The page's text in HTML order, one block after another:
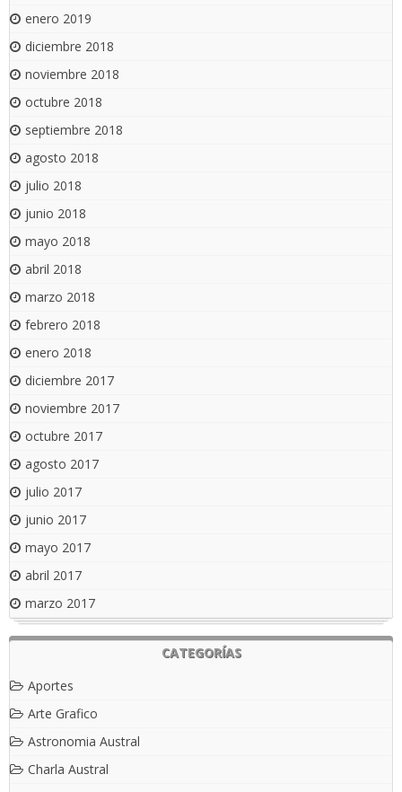
enero 2019
diciembre 2018
noviembre 2018
octubre 2018
septiembre 2018
agosto 2018
julio 2018
junio 2018
mayo 2018
abril 2018
marzo 2018
febrero 2018
enero 2018
diciembre 2017
noviembre 2017
octubre 2017
agosto 2017
julio 2017
junio 2017
mayo 2017
abril 2017
marzo 2017
CATEGORÍAS
Aportes
Arte Grafico
Astronomia Austral
Charla Austral